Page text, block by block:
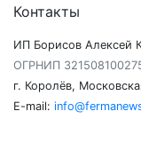
Контакты
ИП Борисов Алексей
ОГРНИП
г. Королёв,
E-mail: